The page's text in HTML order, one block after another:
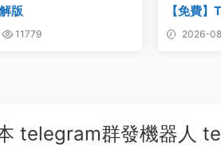
版
11779
【免費
集軟件_
集
2026-
telegram群發機器人